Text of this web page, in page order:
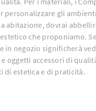
gli
abitazione, dovrai
che proponiamo.
negozio significherà
oggetti accessori di
di estetica e di praticità.